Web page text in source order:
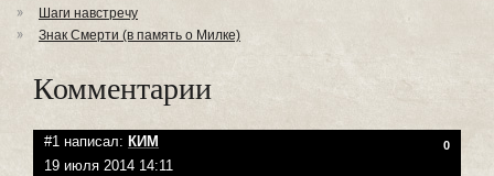
Шаги навстречу
Знак Смерти (в память о Милке)
Комментарии
#1 написал: КИМ 0
19 июля 2014 14:11